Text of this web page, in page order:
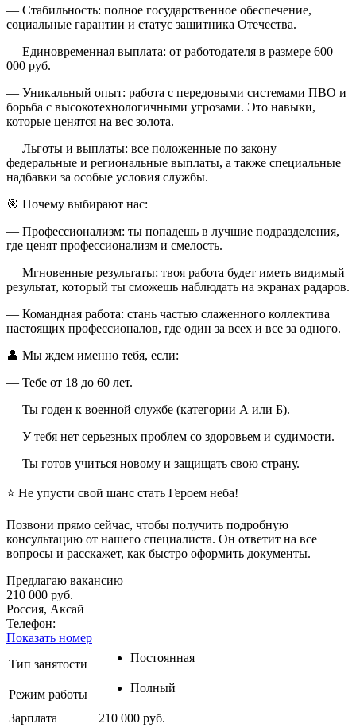
— Стабильность: полное государственное обеспечение,
социальные гарантии и статус защитника Отечества.
— Единовременная выплата: от работодателя в размере 600
000 руб.
— Уникальный опыт: работа с передовыми системами ПВО и
борьба с высокотехнологичными угрозами. Это навыки,
которые ценятся на вес золота.
— Льготы и выплаты: все положенные по закону
федеральные и региональные выплаты, а также специальные
надбавки за особые условия службы.
🎯 Почему выбирают нас:
— Профессионализм: ты попадешь в лучшие подразделения,
где ценят профессионализм и смелость.
— Мгновенные результаты: твоя работа будет иметь видимый
результат, который ты сможешь наблюдать на экранах радаров.
— Командная работа: стань частью слаженного коллектива
настоящих профессионалов, где один за всех и все за одного.
👤 Мы ждем именно тебя, если:
— Тебе от 18 до 60 лет.
— Ты годен к военной службе (категории А или Б).
— У тебя нет серьезных проблем со здоровьем и судимости.
— Ты готов учиться новому и защищать свою страну.
⭐️ Не упусти свой шанс стать Героем неба!
Позвони прямо сейчас, чтобы получить подробную
консультацию от нашего специалиста. Он ответит на все
вопросы и расскажет, как быстро оформить документы.
Предлагаю вакансию
210 000 руб.
Россия, Аксай
Телефон:
Показать номер
Тип занятости
Постоянная
Режим работы Полный
Зарплата
210 000 руб.